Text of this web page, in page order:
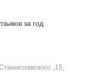
за год
,15,